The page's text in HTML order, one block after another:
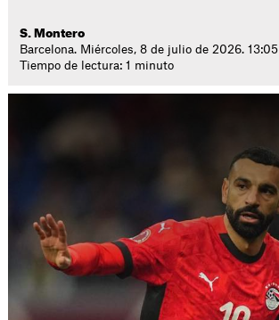
S. Montero
Barcelona. Miércoles, 8 de julio de 2026. 13:05
Tiempo de lectura: 1 minuto